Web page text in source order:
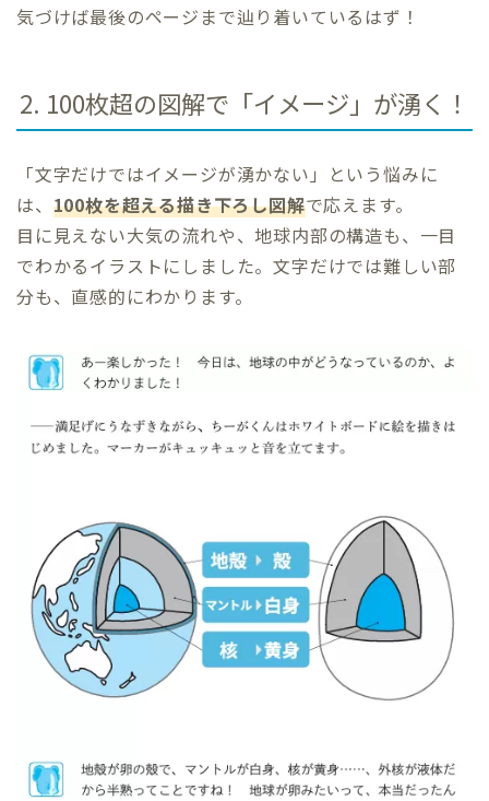
気づけば最後のページまで辿り着いているはず！
2. 100枚超の図解で「イメージ」が湧く！
「文字だけではイメージが湧かない」という悩みに
は、 100枚を超える描き下ろし図解で応えます。
目に見えない大気の流れや、地球内部の構造も、一目
でわかるイラストにしました。文字だけでは難しい部
分も、直感的にわかります。